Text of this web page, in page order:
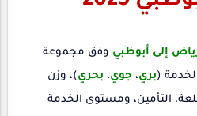
إلى أبوظبي وفق مجموعة
(بري، جوي، بحري )، وزن
التأمين، ومستوى الخدمة